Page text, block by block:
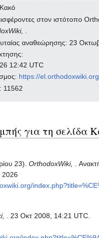
στον ιστότοπο
.
αναθεώρησης: 23
12:42 UTC
https://
11562
για τη σελίδα
23). OrthodoxWiki,
.
2026
. 23 Οκτ 2008, 14:21 UTC.